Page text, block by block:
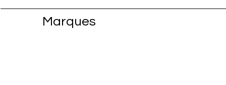
Marques